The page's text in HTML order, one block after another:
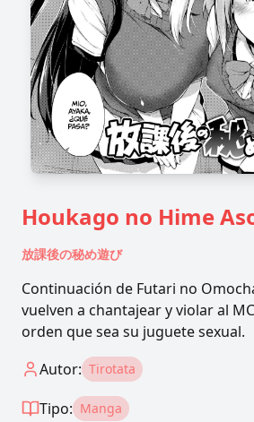
Houkago no Hime
放課後の秘め遊び
Continuación de Futari no
vuelven a chantajear y violar al
orden que sea su juguete sexual.
Autor: Tirotata
Tipo: Manga